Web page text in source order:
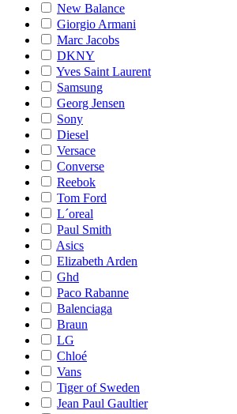
New Balance
Giorgio Armani
Marc Jacobs
DKNY
Yves Saint Laurent
Samsung
Georg Jensen
Sony
Diesel
Versace
Converse
Reebok
Tom Ford
L´oreal
Paul Smith
Asics
Elizabeth Arden
Ghd
Paco Rabanne
Balenciaga
Braun
LG
Chloé
Vans
Tiger of Sweden
Jean Paul Gaultier